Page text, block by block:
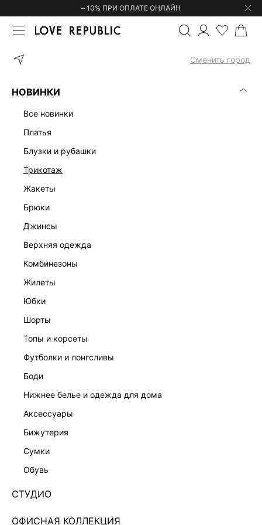
– 10% ПРИ ОПЛАТЕ ОНЛАЙН
Сменить город
НОВИНКИ
все новинки
платья
блузки и рубашки
трикотаж
жакеты
брюки
джинсы
верхняя одежда
комбинезоны
жилеты
юбки
шорты
топы и корсеты
футболки и лонгсливы
боди
нижнее белье и одежда для дома
аксессуары
бижутерия
сумки
обувь
СТУДИО
ОФИСНАЯ КОЛЛЕКЦИЯ
ГЛАВНАЯ ОБЪЕМНЫЕ СЕРЬГИ С
ВЕЧЕРНЯЯ КОЛЛЕКЦИЯ
ОБЪЕМНЫЕ СЕРЬГИ С ЦВЕТАМИ 644748035
2 999 ₽